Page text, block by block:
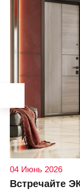
04 Июнь 2026
Встречайте